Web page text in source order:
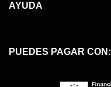
AYUDA
Cómo comprar
PUEDES PAGAR CON: